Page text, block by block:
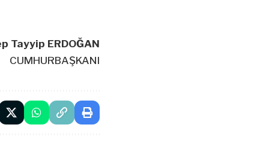
Tayyip ERDOĞAN
CUMHURBAŞKANI